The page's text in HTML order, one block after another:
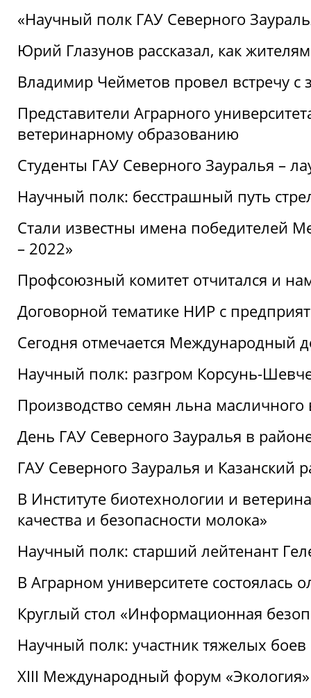
«Научный полк ГАУ Северного
Юрий Глазунов рассказал, как
Владимир Чейметов провел встречу
Представители Аграрного
ветеринарному образованию
Студенты ГАУ Северного Зауралья –
Научный полк: бесстрашный путь
Стали известны имена победителей
– 2022»
Профсоюзный комитет отчитался и
Договорной тематике НИР с
Сегодня отмечается Международный
Научный полк: разгром Корсунь-
Производство семян льна
День ГАУ Северного Зауралья в
ГАУ Северного Зауралья и Казанский
В Институте биотехнологии и
качества и безопасности молока»
Научный полк: старший лейтенант
В Аграрном университете состоялась
Круглый стол «Информационная
Научный полк: участник тяжелых
XIII Международный форум